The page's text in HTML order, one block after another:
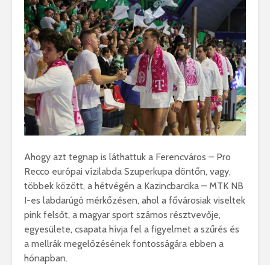
Ahogy azt tegnap is láthattuk a Ferencváros – Pro
Recco európai vízilabda Szuperkupa döntőn, vagy,
többek között, a hétvégén a Kazincbarcika – MTK NB
I-es labdarúgó mérkőzésen, ahol a fővárosiak viseltek
pink felsőt, a magyar sport számos résztvevője,
egyesülete, csapata hívja fel a figyelmet a szűrés és
a mellrák megelőzésének fontosságára ebben a
hónapban.